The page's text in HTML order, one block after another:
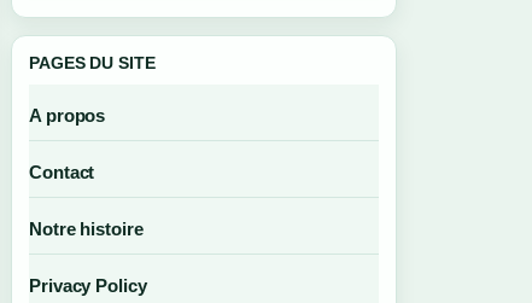
PAGES DU SITE
A propos
Contact
Notre histoire
Privacy Policy